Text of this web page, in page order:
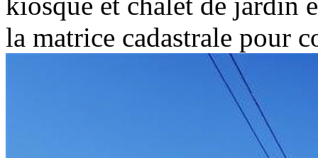
la matrice cadastrale pour